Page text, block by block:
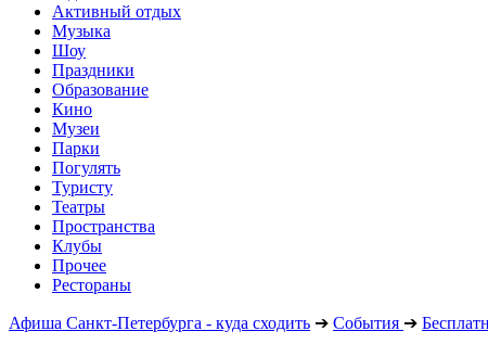
Активный отдых
Музыка
Шоу
Праздники
Образование
Кино
Музеи
Парки
Погулять
Туристу
Театры
Пространства
Клубы
Прочее
Рестораны
Афиша Санкт-Петербурга - куда сходить ➔ События ➔